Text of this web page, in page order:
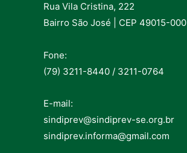
Rua Vila Cristina, 222
Bairro São José | CEP 49015-000
Fone:
(79) 3211-8440 / 3211-0764
E-mail:
sindiprev@sindiprev-se.org.br
sindiprev.informa@gmail.com